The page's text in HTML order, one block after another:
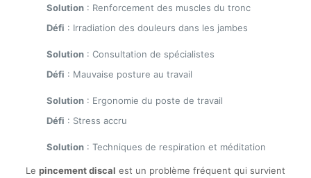
Solution: Renforcement des muscles du tronc
Défi : Irradiation des douleurs dans les jambes
Solution: Consultation de spécialistes
Défi : Mauvaise posture au travail
Solution: Ergonomie du poste de travail
Défi : Stress accru
Solution: Techniques de respiration et méditation
Le pincement discal est un problème fréquent qui survient